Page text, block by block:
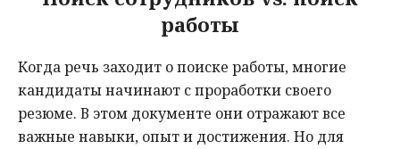
работы
Когда речь заходит о поиске работы, многие
кандидаты начинают с проработки своего
резюме. В этом документе они отражают все
важные навыки, опыт и достижения. Но для